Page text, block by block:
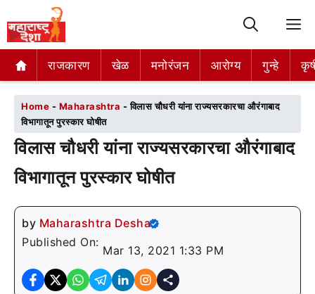
राजकारण खेळ मनोरंजन आरोग्य गुन्हे
राजकारण खेळ मनोरंजन आरोग्य गुन्हे
Home - Maharashtra -विलास चौधरी यांना राज्यसरकारचा औरंगाबाद
विभागातून पुरस्कार घोषीत
विलास चौधरी यांना राज्यसरकारचा औरंगाबाद
विभागातून पुरस्कार घोषीत
by Maharashtra Desha
Published On:
Mar 13, 2021 1:33 PM